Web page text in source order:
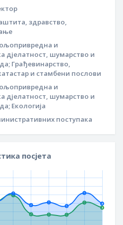
здравство,
и
дјелатност, шумарство и
Грађевинарство,
и стамбени послови
и
дјелатност, шумарство и
Екологија
поступака
посјета